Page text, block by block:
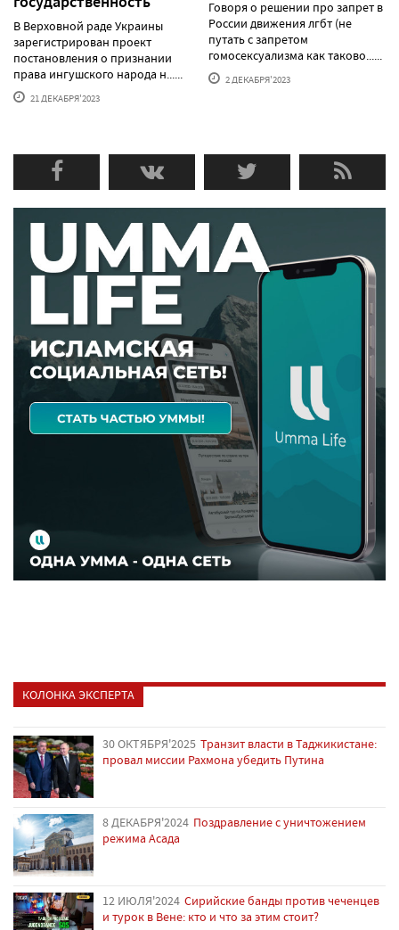
В Верховной раде Украины
зарегистрирован проект
постановления о признании
права ингушского народа н......
21 ДЕКАБРЯ'2023
Говоря о решении про запрет в
России движения лгбт (не
путать с запретом
гомосексуализма как таково......
2 ДЕКАБРЯ'2023
КОЛОНКА ЭКСПЕРТА
30 ОКТЯБРЯ'2025 Транзит власти в Таджикистане:
провал миссии Рахмона убедить Путина
8 ДЕКАБРЯ'2024 Поздравление с уничтожением
режима Асада
12 ИЮЛЯ'2024 Сирийские банды против чеченцев
и турок в Вене: кто и что за этим стоит?